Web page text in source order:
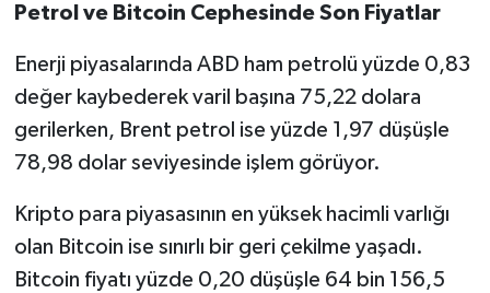
Petrol ve Bitcoin Cephesinde Son Fiyatlar
Enerji piyasalarında ABD ham petrolü yüzde 0,83
değer kaybederek varil başına 75,22 dolara
gerilerken, Brent petrol ise yüzde 1,97 düşüşle
78,98 dolar seviyesinde işlem görüyor.
Kripto para piyasasının en yüksek hacimli varlığı
olan Bitcoin ise sınırlı bir geri çekilme yaşadı.
Bitcoin fiyatı yüzde 0,20 düşüşle 64 bin 156,5